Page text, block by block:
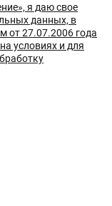
я даю свое
данных, в
от 27.07.2006 года
условиях и для